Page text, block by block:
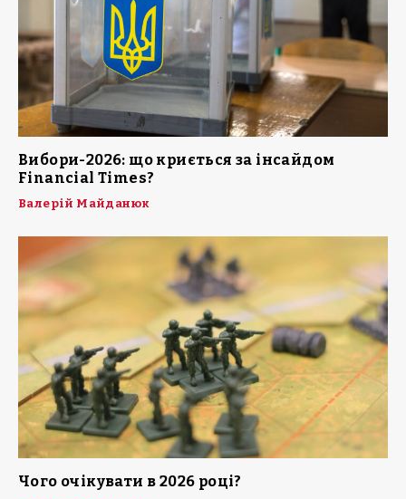
Вибори-2026: що криється за інсайдом
Financial Times?
Валерій Майданюк
Чого очікувати в 2026 році?